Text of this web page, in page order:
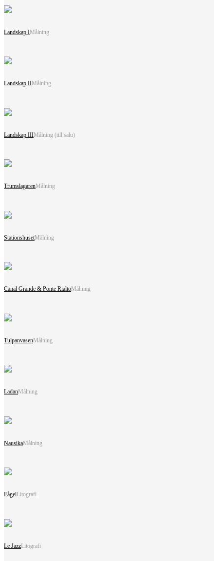
Landskap IMålning
Landskap IIMålning
Landskap IIIMålning (till salu)
TrumslagarenMålning
StationshusetMålning
Canal Grande & Ponte RialtoMålning
TulpanvasenMålning
LadanMålning
NausikaMålning
Fågel Litografi
Le JazzLitografi